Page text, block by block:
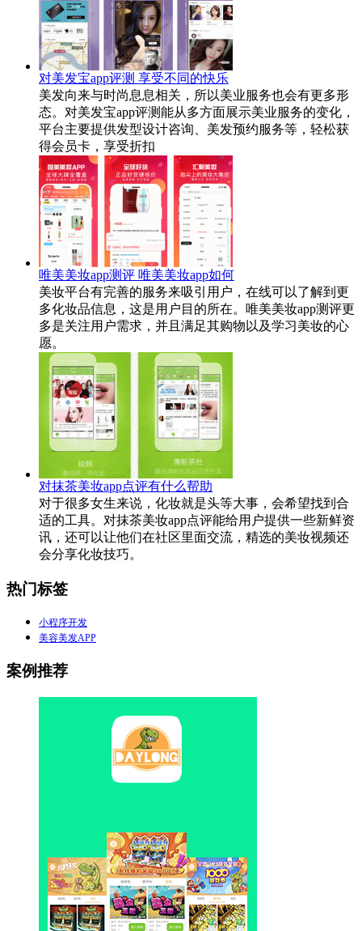
对美发宝app评测 享受不同的快乐
美发向来与时尚息息相关，所以美业服务也会有更多形
态。对美发宝app评测能从多方面展示美业服务的变化，
平台主要提供发型设计咨询、美发预约服务等，轻松获
得会员卡，享受折扣
唯美美妆app测评 唯美美妆app如何
美妆平台有完善的服务来吸引用户，在线可以了解到更
多化妆品信息，这是用户目的所在。唯美美妆app测评更
多是关注用户需求，并且满足其购物以及学习美妆的心
愿。
对抹茶美妆app点评有什么帮助
对于很多女生来说，化妆就是头等大事，会希望找到合
适的工具。对抹茶美妆app点评能给用户提供一些新鲜资
讯，还可以让他们在社区里面交流，精选的美妆视频还
会分享化妆技巧。
热门标签
小程序开发
美容美发APP
案例推荐